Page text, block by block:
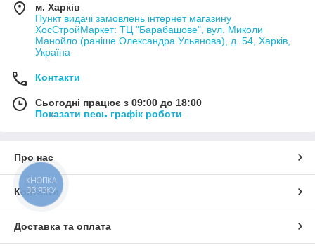
м. Харків
Пункт видачі замовлень інтернет магазину
ХосСтройМаркет: ТЦ "Барабашове", вул. Миколи
Манойло (раніше Олександра Ульянова), д. 54, Харків,
Україна
Контакти
Сьогодні працює з 09:00 до 18:00
Показати весь графік роботи
Про нас
Контакти
Доставка та оплата
КНОПКА
ЗВ'ЯЗКУ